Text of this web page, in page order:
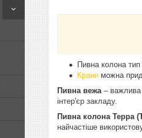
Пивна колона тип
Крани можна
Пивна вежа – важлива
інтер'єр закладу.
Пивна колона Терра
найчастіше